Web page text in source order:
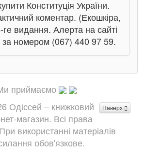
Конституція України.
коментар. (Екошкіра,
видання. Алерта на сайті
за номером (067) 440 97 59.
приймаємо
Наверх
Одіссей – книжковий
магазин. Всі права
використанні матеріалів
обов'язкове.